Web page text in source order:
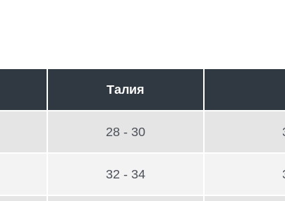
Талия
28 - 30
32 - 34